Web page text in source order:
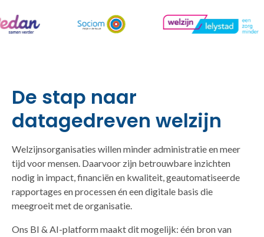
De stap naar
datagedreven welzijn
Welzijnsorganisaties willen minder administratie en meer
tijd voor mensen. Daarvoor zijn betrouwbare inzichten
nodig in impact, financiën en kwaliteit, geautomatiseerde
rapportages en processen én een digitale basis die
meegroeit met de organisatie.
Ons BI & AI-platform maakt dit mogelijk: één bron van